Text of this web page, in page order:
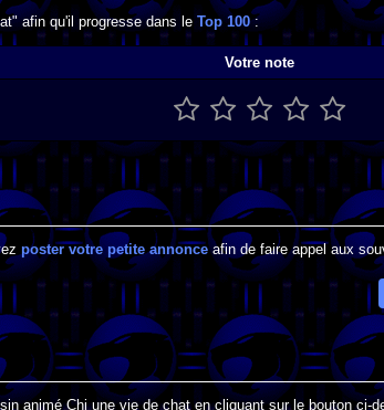
afin qu'il progresse dans le Top 100:
Votre note
poster votre petite annonceafin de faire appel aux
animé Chi une vie de chat en cliquant sur le bouton ci-